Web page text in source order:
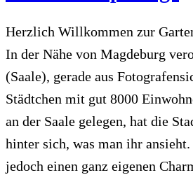
Herzlich Willkommen zur
In der Nähe von Magdeburg
(Saale), gerade aus
Städtchen mit gut 8000
an der Saale gelegen, hat die
hinter sich, was man ihr
jedoch einen ganz eigenen